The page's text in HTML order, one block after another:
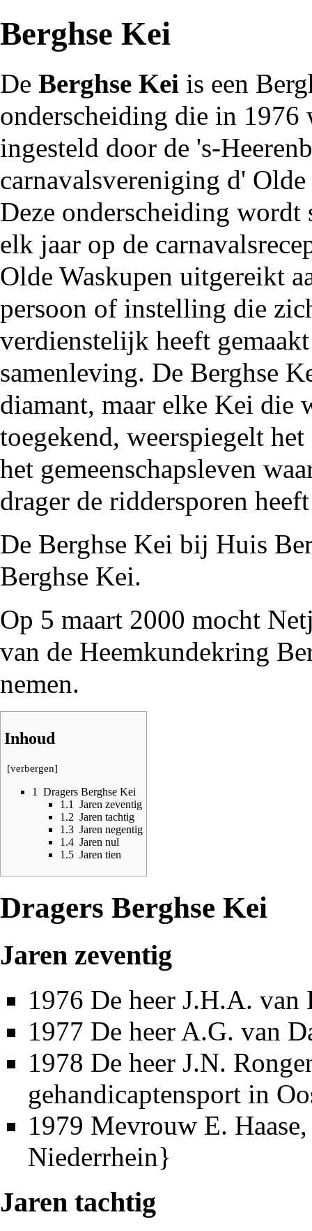
Berghse Kei
De Berghse Kei is een
onderscheiding die in 1976
ingesteld door de 's-
carnavalsvereniging d' Olde
Deze onderscheiding wordt
elk jaar op de
Olde Waskupen uitgereikt
persoon of instelling die
verdienstelijk heeft
samenleving. De Berghse
diamant, maar elke Kei die
toegekend, weerspiegelt
het gemeenschapsleven
drager de riddersporen
De Berghse Kei bij Huis
Berghse Kei.
Op 5 maart 2000 mocht
van de Heemkundekring
nemen.
Inhoud
[verbergen]
1
Dragers Berghse Kei
1.1
Jaren zeventig
1.2 Jaren tachtig
1.3 Jaren negentig
1.4 Jaren nul
1.5 Jaren tien
Dragers Berghse Kei
Jaren zeventig
1976 De heer J.H.A. van
1977 De heer A.G. van
1978 De heer J.N.
gehandicaptensport in
1979 Mevrouw E.
Niederrhein}
Jaren tachtig